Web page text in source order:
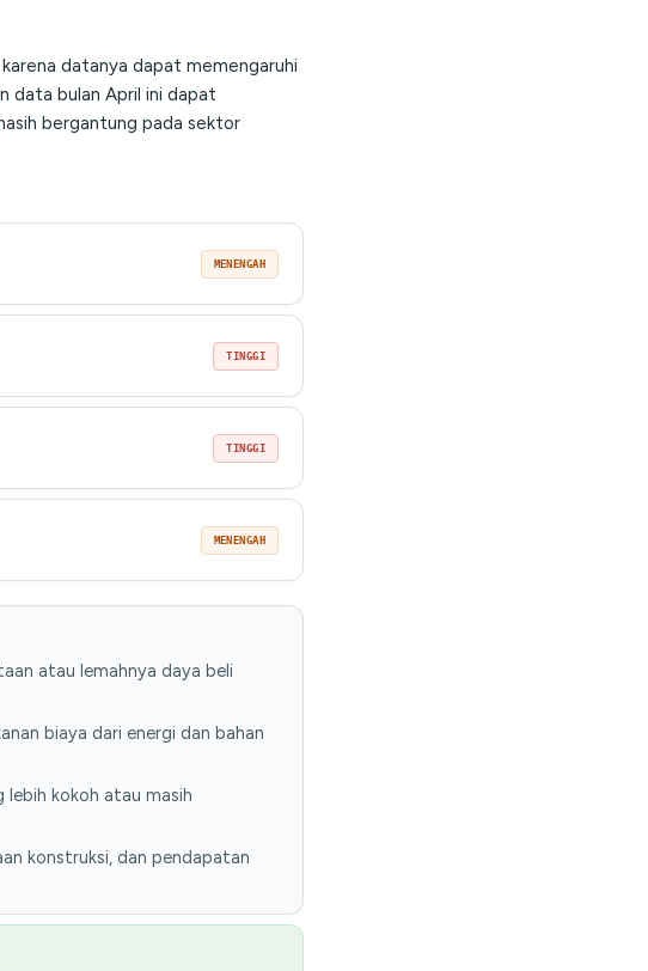
datanya dapat memengaruhi
data bulan April ini dapat
bergantung pada sektor
MENENGAH
TINGGI
TINGGI
MENENGAH
atau lemahnya daya beli
biaya dari energi dan bahan
lebih kokoh atau masih
konstruksi, dan pendapatan